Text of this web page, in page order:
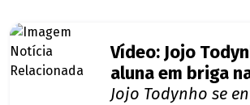
Vídeo: Jojo
aluna em briga
Jojo Todynho se